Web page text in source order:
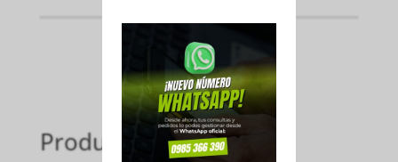
Productos relacionados